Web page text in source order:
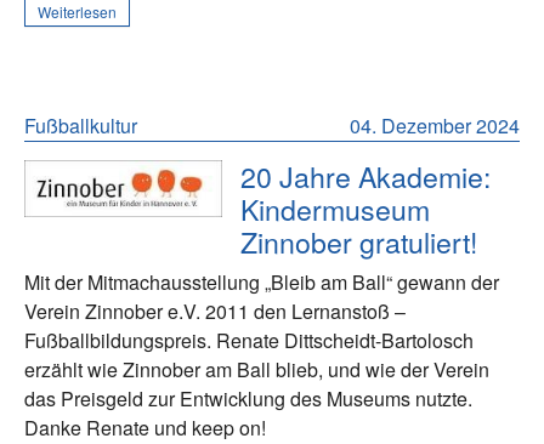
Weiterlesen
04. Dezember 2024
Fußballkultur
20 Jahre Akademie:
Kindermuseum
Zinnober gratuliert!
Mit der Mitmachausstellung „Bleib am Ball“ gewann der
Verein Zinnober e.V. 2011 den Lernanstoß –
Fußballbildungspreis. Renate Dittscheidt-Bartolosch
erzählt wie Zinnober am Ball blieb, und wie der Verein
das Preisgeld zur Entwicklung des Museums nutzte.
Danke Renate und keep on!